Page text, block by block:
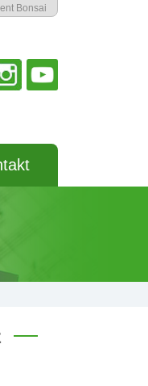
Bonsai